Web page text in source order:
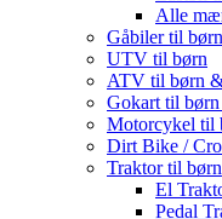
Alle
Gåbiler til børn
UTV til børn
ATV til børn
Gokart til
Motorcykel til
Dirt Bike /
Traktor til børn
El
Pedal